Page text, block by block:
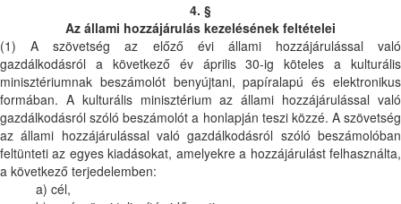
4. §
Az állami hozzájárulás kezelésének feltételei
(1) A szövetség az előző évi állami hozzájárulással való
gazdálkodásról a következő év április 30-ig köteles a kulturális
minisztériumnak beszámolót benyújtani, papíralapú és elektronikus
formában. A kulturális minisztérium az állami hozzájárulással való
gazdálkodásról szóló beszámolót a honlapján teszi közzé. A szövetség
az állami hozzájárulással való gazdálkodásról szóló beszámolóban
feltünteti az egyes kiadásokat, amelyekre a hozzájárulást felhasználta,
a következő terjedelemben:
a) cél,